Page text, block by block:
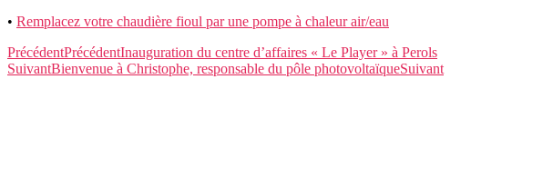
• Remplacez votre chaudière fioul par une pompe à chaleur air/eau
PrécédentPrécédentInauguration du centre d’affaires « Le Player » à Perols
SuivantBienvenue à Christophe, responsable du pôle photovoltaïqueSuivant